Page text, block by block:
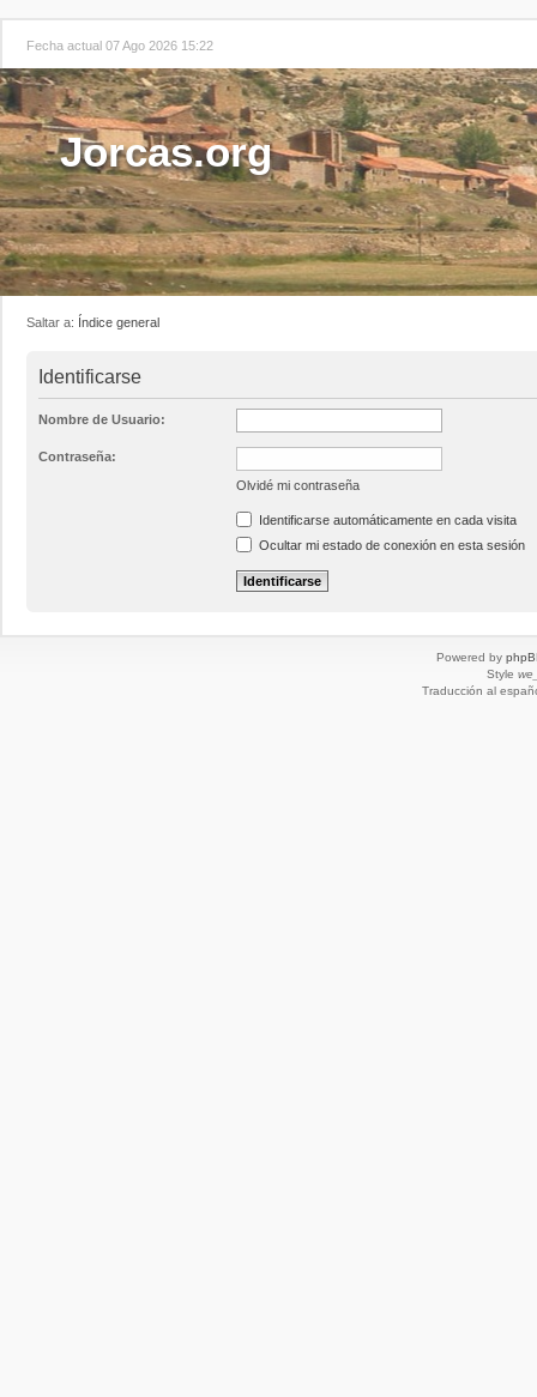
Fecha actual 07 Ago 2026 15:22
Jorcas.org
Saltar a: Índice general
Identificarse
Nombre de Usuario:
Contraseña:
Olvidé mi contraseña
Identificarse automáticamente en cada visita
Ocultar mi estado de conexión en esta sesión
Powered by
Style
Traducción al